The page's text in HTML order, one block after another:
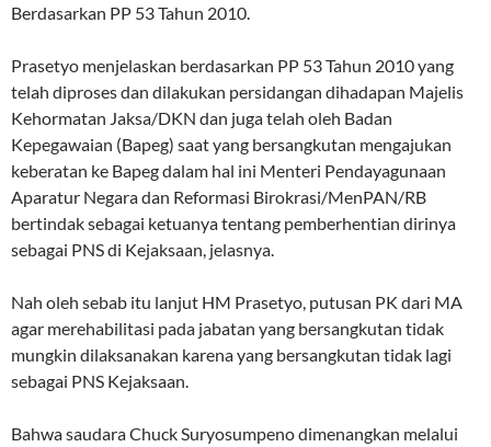
Berdasarkan PP 53 Tahun 2010.
Prasetyo menjelaskan berdasarkan PP 53 Tahun 2010 yang
telah diproses dan dilakukan persidangan dihadapan Majelis
Kehormatan Jaksa/DKN dan juga telah oleh Badan
Kepegawaian (Bapeg) saat yang bersangkutan mengajukan
keberatan ke Bapeg dalam hal ini Menteri Pendayagunaan
Aparatur Negara dan Reformasi Birokrasi/MenPAN/RB
bertindak sebagai ketuanya tentang pemberhentian dirinya
sebagai PNS di Kejaksaan, jelasnya.
Nah oleh sebab itu lanjut HM Prasetyo, putusan PK dari MA
agar merehabilitasi pada jabatan yang bersangkutan tidak
mungkin dilaksanakan karena yang bersangkutan tidak lagi
sebagai PNS Kejaksaan.
Bahwa saudara Chuck Suryosumpeno dimenangkan melalui